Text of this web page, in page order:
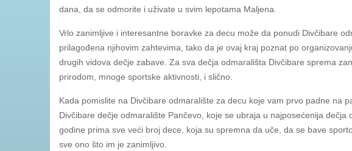
dana, da se odmorite i uživate u svim lepotama Maljena.
Vrlo zanimljive i interesantne boravke za decu može da ponudi Divčibare
prilagođena njihovim zahtevima, tako da je ovaj kraj poznat po
drugih vidova dečje zabave. Za sva dečja odmarališta Divčibare sprema
prirodom, mnoge sportske aktivnosti, i slično.
Kada pomislite na Divčibare odmaralište za decu koje vam prvo padne na
Divčibare dečje odmaralište Pančevo, koje se ubraja u najposećenija dečja
godine prima sve veći broj dece, koja su spremna da uče, da se bave
sve ono što im je zanimljivo.